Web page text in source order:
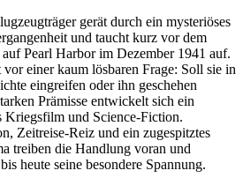
gerät durch ein mysteriöses
und taucht kurz vor dem
Pearl Harbor im Dezember 1941 auf.
einer kaum lösbaren Frage: Soll sie in
eingreifen oder ihn geschehen
Prämisse entwickelt sich ein
Kriegsfilm und Science-Fiction.
Zeitreise-Reiz und ein zugespitztes
treiben die Handlung voran und
heute seine besondere Spannung.